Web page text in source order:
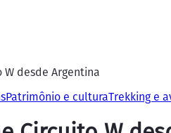
W desde Argentina
Patrimônio e culturaTrekking e